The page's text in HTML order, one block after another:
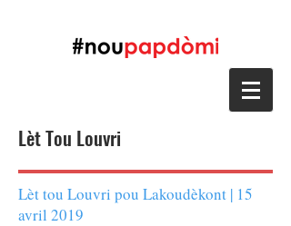
Lèt Tou Louvri
Lèt tou Louvri pou Lakoudèkont | 15
avril 2019